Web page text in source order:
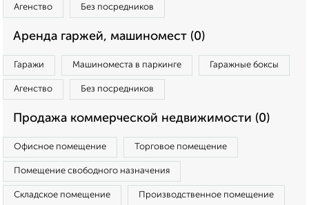
Агенство Без посредников
Аренда гаржей, машиномест (0)
Гаражи Машиноместа в паркинге Гаражные боксы
Агенство Без посредников
Продажа коммерческой недвижимости (0)
Офисное помещение Торговое помещение
Помещение свободного назначения
Складское помещение Производственное помещение